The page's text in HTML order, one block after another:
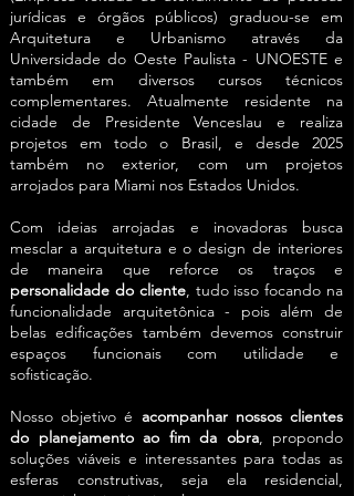
jurídicas e órgãos públicos) graduou-se em
Arquitetura e Urbanismo através da
Universidade do Oeste Paulista - UNOESTE e
também em diversos cursos técnicos
complementares. Atualmente residente na
cidade de Presidente Venceslau e realiza
projetos em todo o Brasil, e desde 2025
também no exterior, com um projetos
arrojados para Miami nos Estados Unidos.
Com ideias arrojadas e inovadoras busca
mesclar a arquitetura e o design de interiores
de maneira que reforce os traços e
personalidade do cliente, tudo isso focando na
funcionalidade arquitetônica - pois além de
belas edificações também devemos construir
espaços funcionais com utilidade e
sofisticação.
Nosso objetivo é acompanhar nossos clientes
do planejamento ao fim da obra, propondo
soluções viáveis e interessantes para todas as
esferas construtivas, seja ela residencial,